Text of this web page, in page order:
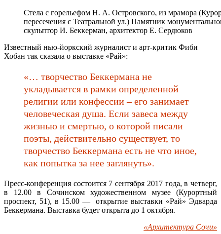
Стела с горельефом Н. А. Островского, из мрамора
пересечения с Театральной ул.) Памятник
скульптор И. Беккерман, архитектор Е. Сердюков
Известный нью-йоркский журналист и арт-критик Фиби
Хобан так сказала о выставке «Рай»:
«… творчество Беккермана не
укладывается в рамки определенной
религии или конфессии – его занимает
человеческая душа. Если завеса между
жизнью и смертью, о которой писали
поэты, действительно существует, то
творчество Беккермана есть не что иное,
как попытка за нее заглянуть».
Пресс-конференция состоится 7 сентября 2017 года, в четверг,
в 12.00 в Сочинском художественном музее (Курортный
проспект, 51), в 15.00 — открытие выставки «Рай» Эдварда
Беккермана. Выставка будет открыта до 1 октября.
«Архитектура Сочи»